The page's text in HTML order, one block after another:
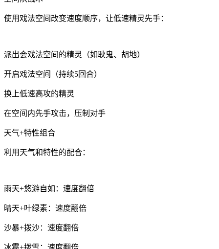
使用戏法空间改变速度顺序，让低速精灵先手：
派出会戏法空间的精灵（如耿鬼、胡地）
开启戏法空间（持续5回合）
换上低速高攻的精灵
在空间内先手攻击，压制对手
天气+特性组合
利用天气和特性的配合：
雨天+悠游自如：速度翻倍
晴天+叶绿素：速度翻倍
沙暴+拨沙：速度翻倍